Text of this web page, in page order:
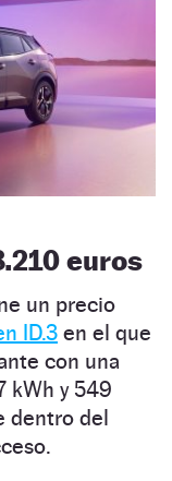
euros
un precio
ID.3 en el que
con una
kWh y 549
dentro del